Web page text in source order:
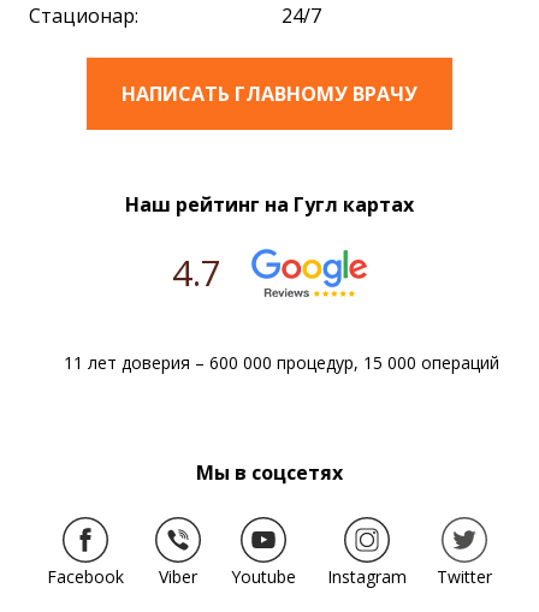
Стационар:
24/7
НАПИСАТЬ ГЛАВНОМУ ВРАЧУ
Наш рейтинг на Гугл картах
4.7
11 лет доверия – 600 000 процедур, 15 000 операций
Мы в соцсетях
Facebook Viber Youtube Instagram Twitter